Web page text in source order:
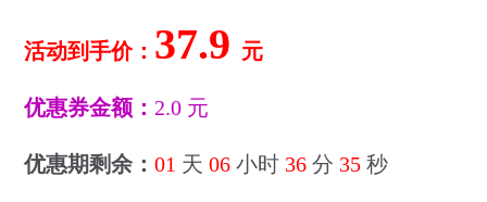
活动到手价： 37.9 元
优惠券金额： 2.0 元
优惠期剩余： 01 天 06 小时 36 分 35 秒